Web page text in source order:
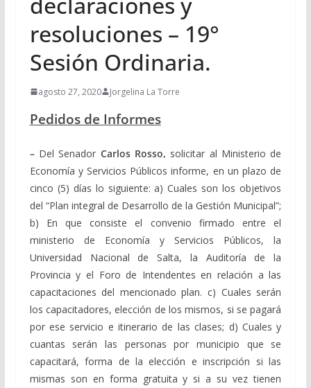
resoluciones – 19°
Sesión Ordinaria.
agosto 27, 2020 Jorgelina La Torre
Pedidos de Informes
– Del Senador Carlos Rosso, solicitar al Ministerio de
Economía y Servicios Públicos informe, en un plazo de
cinco (5) días lo siguiente: a) Cuales son los objetivos
del “Plan integral de Desarrollo de la Gestión Municipal”;
b) En que consiste el convenio firmado entre el
ministerio de Economía y Servicios Públicos, la
Universidad Nacional de Salta, la Auditoría de la
Provincia y el Foro de Intendentes en relación a las
capacitaciones del mencionado plan. c) Cuales serán
los capacitadores, elección de los mismos, si se pagará
por ese servicio e itinerario de las clases; d) Cuales y
cuantas serán las personas por municipio que se
capacitará, forma de la elección e inscripción si las
mismas son en forma gratuita y si a su vez tienen